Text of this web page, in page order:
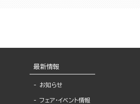
最新情報
お知らせ
フェア・イベント情報